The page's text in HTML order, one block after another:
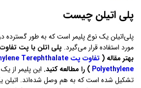
پلی اتیلن چیست
پلی‌اتیلن یک نوع پلیمر است که به طور
مورد استفاده قرار می‌گیرد. پلی اتلن با پت
بهتر مقاله (
Polyethylene ) را مطالعه کنید. این پلیمر از
تشکیل شده است که به هم وصل شده‌اند. اتیلن